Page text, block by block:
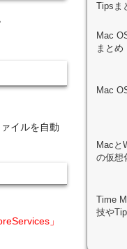
イルを自動
」
Tipsま
Mac
まとめ
Mac
Macと
の仮想
Time
技や